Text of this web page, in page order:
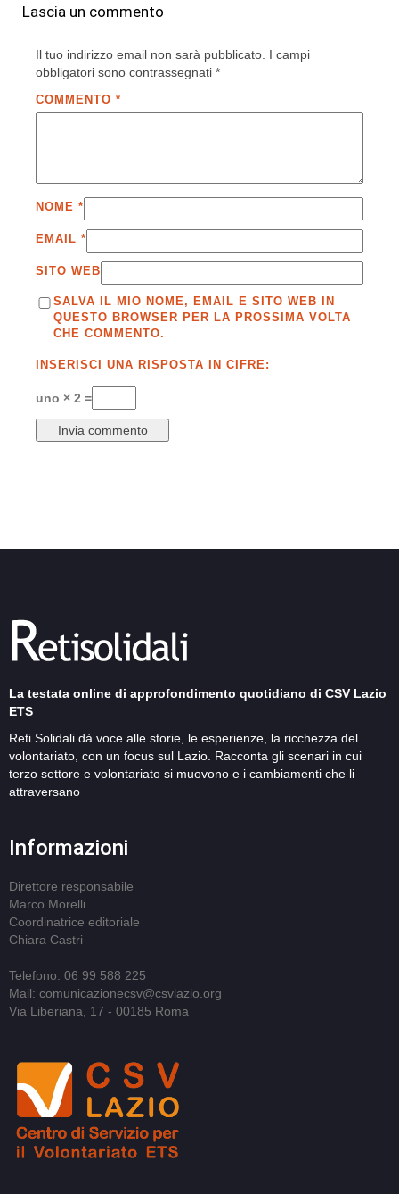
Lascia un commento
Il tuo indirizzo email non sarà pubblicato. I campi
obbligatori sono contrassegnati *
COMMENTO *
NOME *
EMAIL *
SITO WEB
SALVA IL MIO NOME, EMAIL E SITO WEB IN
QUESTO BROWSER PER LA PROSSIMA VOLTA
CHE COMMENTO.
INSERISCI UNA RISPOSTA IN CIFRE:
uno × 2 =
La testata online di approfondimento quotidiano di CSV Lazio
ETS
Reti Solidali dà voce alle storie, le esperienze, la ricchezza del
volontariato, con un focus sul Lazio. Racconta gli scenari in cui
terzo settore e volontariato si muovono e i cambiamenti che li
attraversano
Informazioni
Direttore responsabile
Marco Morelli
Coordinatrice editoriale
Chiara Castri
Telefono: 06 99 588 225
Mail: comunicazionecsv@csvlazio.org
Via Liberiana, 17 - 00185 Roma